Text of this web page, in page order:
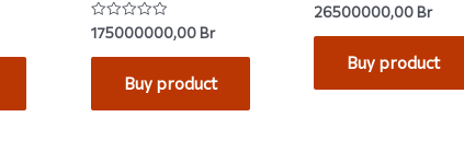
Rated
0
out
175000000,00Br
Buy product
Rated
4.85
out of 5
26500000,00Br
Buy product